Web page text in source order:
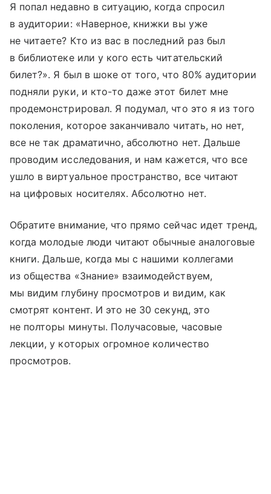
Я попал недавно в ситуацию, когда спросил
в аудитории: «Наверное, книжки вы уже
не читаете? Кто из вас в последний раз был
в библиотеке или у кого есть читательский
билет?». Я был в шоке от того, что 80% аудитории
подняли руки, и кто-то даже этот билет мне
продемонстрировал. Я подумал, что это я из того
поколения, которое заканчивало читать, но нет,
все не так драматично, абсолютно нет. Дальше
проводим исследования, и нам кажется, что все
ушло в виртуальное пространство, все читают
на цифровых носителях. Абсолютно нет.
Обратите внимание, что прямо сейчас идет тренд,
когда молодые люди читают обычные аналоговые
книги. Дальше, когда мы с нашими коллегами
из общества «Знание» взаимодействуем,
мы видим глубину просмотров и видим, как
смотрят контент. И это не 30 секунд, это
не полторы минуты. Получасовые, часовые
лекции, у которых огромное количество
просмотров.